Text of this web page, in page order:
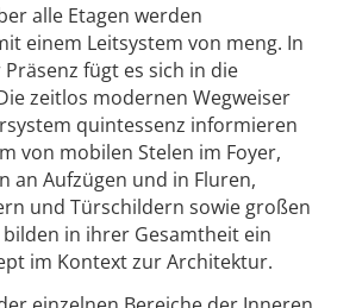
alle Etagen werden
einem Leitsystem von meng. In
fügt es sich in die
zeitlos modernen Wegweiser
quintessenz informieren
von mobilen Stelen im Foyer,
an Aufzügen und in Fluren,
und Türschildern sowie großen
in ihrer Gesamtheit ein
im Kontext zur Architektur.